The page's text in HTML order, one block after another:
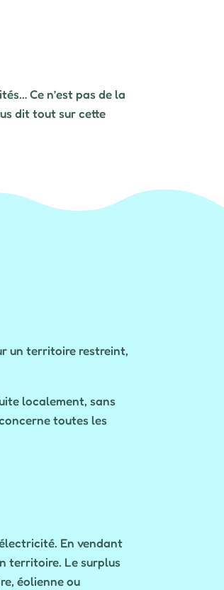
Ce n’est pas de la
dit tout sur cette
un territoire restreint,
localement, sans
toutes les
En vendant
territoire. Le surplus
éolienne ou